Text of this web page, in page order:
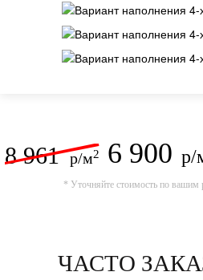
8 961 р/м2 6 900 р/
* Уточняйте стоимость по вашим
ЧАСТО